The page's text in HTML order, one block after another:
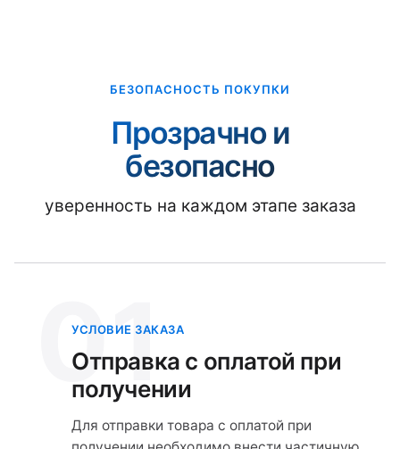
БЕЗОПАСНОСТЬ ПОКУПКИ
Прозрачно и
безопасно
уверенность на каждом этапе заказа
01
УСЛОВИЕ ЗАКАЗА
Отправка с оплатой при
получении
Для отправки товара с оплатой при